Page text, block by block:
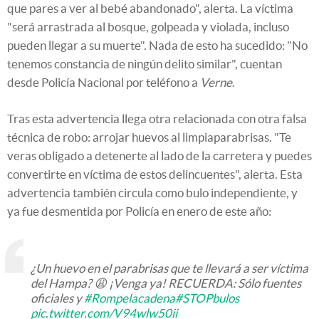
que pares a ver al bebé abandonado", alerta. La víctima
"será arrastrada al bosque, golpeada y violada, incluso
pueden llegar a su muerte". Nada de esto ha sucedido: "No
tenemos constancia de ningún delito similar", cuentan
desde Policía Nacional por teléfono a Verne.
Tras esta advertencia llega otra relacionada con otra falsa
técnica de robo: arrojar huevos al limpiaparabrisas. "Te
veras obligado a detenerte al lado de la carretera y puedes
convertirte en víctima de estos delincuentes", alerta. Esta
advertencia también circula como bulo independiente, y
ya fue desmentida por Policía en enero de este año:
¿Un huevo en el parabrisas que te llevará a ser víctima
del Hampa? 😩 ¡Venga ya! RECUERDA: Sólo fuentes
oficiales y#Rompelacadena#STOPbulos
pic.twitter.com/V94wlw50ii